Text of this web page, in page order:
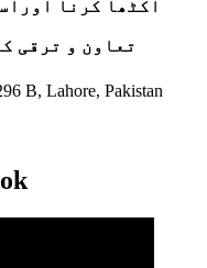
اکٹھا کرنا
تعاون و ترقی
B, Lahore, Pakistan